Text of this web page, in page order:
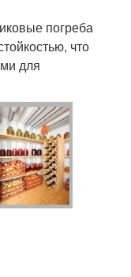
погреба
что
для